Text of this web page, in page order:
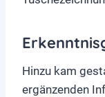
Hinzu kam
ergänzenden